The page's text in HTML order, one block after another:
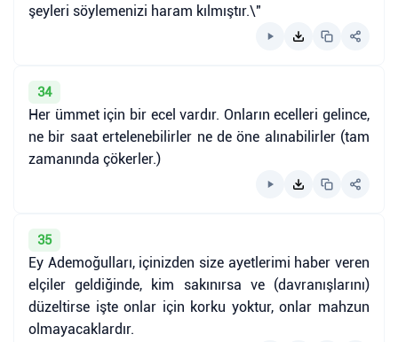
şeyleri söylemenizi haram kılmıştır.\"
34
Her ümmet için bir ecel vardır. Onların ecelleri gelince,
ne bir saat ertelenebilirler ne de öne alınabilirler (tam
zamanında çökerler.)
35
Ey Ademoğulları, içinizden size ayetlerimi haber veren
elçiler geldiğinde, kim sakınırsa ve (davranışlarını)
düzeltirse işte onlar için korku yoktur, onlar mahzun
olmayacaklardır.